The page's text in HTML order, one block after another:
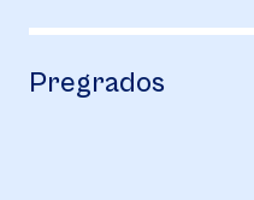
Pregrados